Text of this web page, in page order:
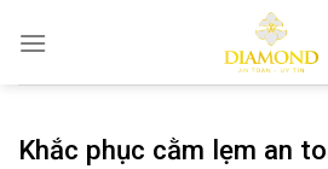
qua
Khắc phục cằm lẹm an